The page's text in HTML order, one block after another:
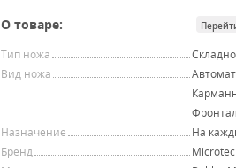
О товаре:
Тип ножа
Вид ножа
Назначение
На
Бренд